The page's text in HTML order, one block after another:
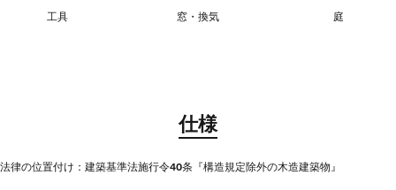
工具 窓・換気 庭
仕様
法律の位置付け：建築基準法施行令40条『構造規定除外の木造建築物』